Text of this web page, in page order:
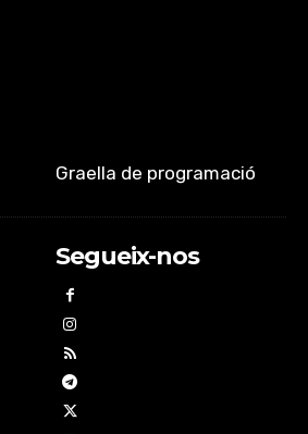
Graella de programació
Segueix-nos